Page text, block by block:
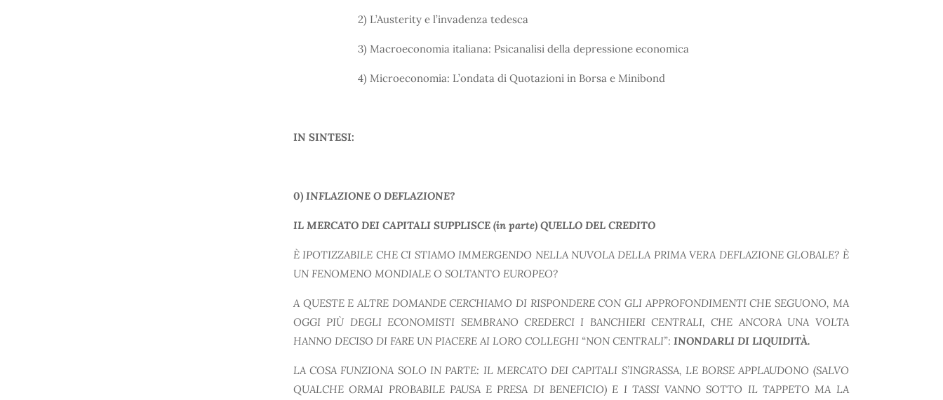
2) L’Austerity e l’invadenza tedesca
3) Macroeconomia italiana: Psicanalisi della depressione economica
4) Microeconomia: L’ondata di Quotazioni in Borsa e Minibond
IN SINTESI:
0) INFLAZIONE O DEFLAZIONE?
IL MERCATO DEI CAPITALI SUPPLISCE (in parte) QUELLO DEL CREDITO
È IPOTIZZABILE CHE CI STIAMO IMMERGENDO NELLA NUVOLA DELLA PRIMA VERA DEFLAZIONE GLOBALE? È
UN FENOMENO MONDIALE O SOLTANTO EUROPEO?
A QUESTE E ALTRE DOMANDE CERCHIAMO DI RISPONDERE CON GLI APPROFONDIMENTI CHE SEGUONO, MA
OGGI PIÙ DEGLI ECONOMISTI SEMBRANO CREDERCI I BANCHIERI CENTRALI, CHE ANCORA UNA VOLTA
HANNO DECISO DI FARE UN PIACERE AI LORO COLLEGHI “NON CENTRALI”: INONDARLI DI LIQUIDITÀ.
LA COSA FUNZIONA SOLO IN PARTE: IL MERCATO DEI CAPITALI S’INGRASSA, LE BORSE APPLAUDONO (SALVO
QUALCHE ORMAI PROBABILE PAUSA E PRESA DI BENEFICIO) E I TASSI VANNO SOTTO IL TAPPETO MA LA